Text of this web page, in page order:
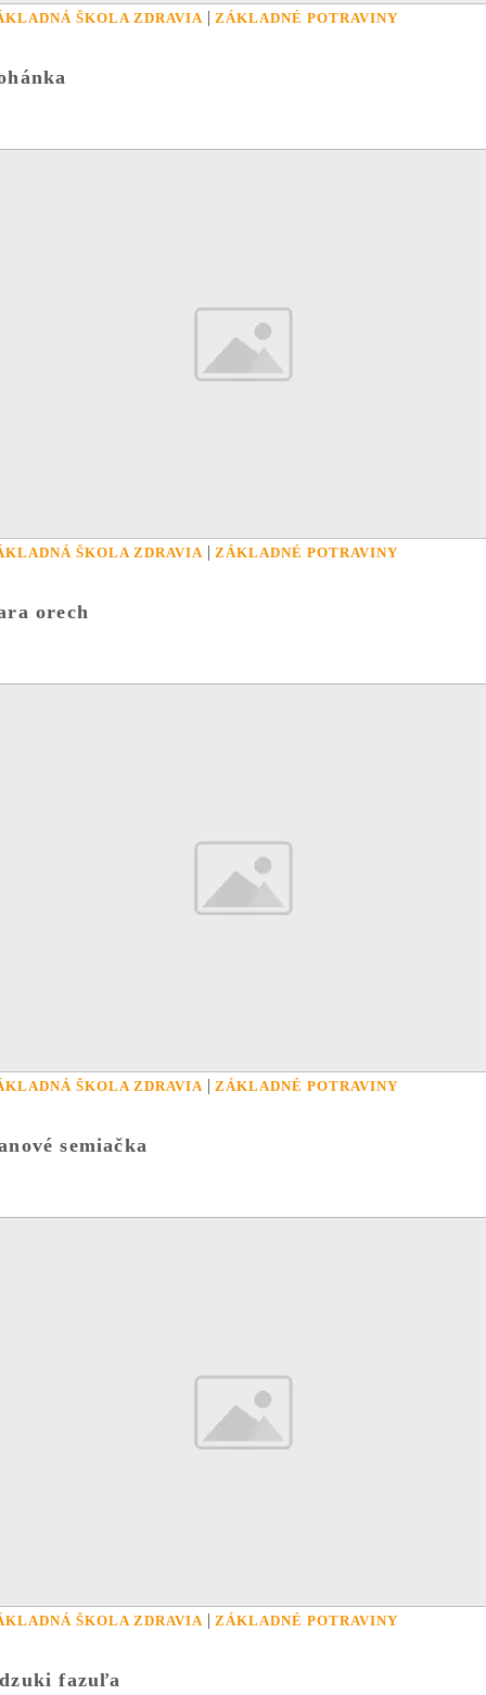
ŠKOLA ZDRAVIA | ZÁKLADNÉ POTRAVINY
ŠKOLA ZDRAVIA | ZÁKLADNÉ POTRAVINY
orech
ŠKOLA ZDRAVIA | ZÁKLADNÉ POTRAVINY
semiačka
ŠKOLA ZDRAVIA | ZÁKLADNÉ POTRAVINY
fazuľa